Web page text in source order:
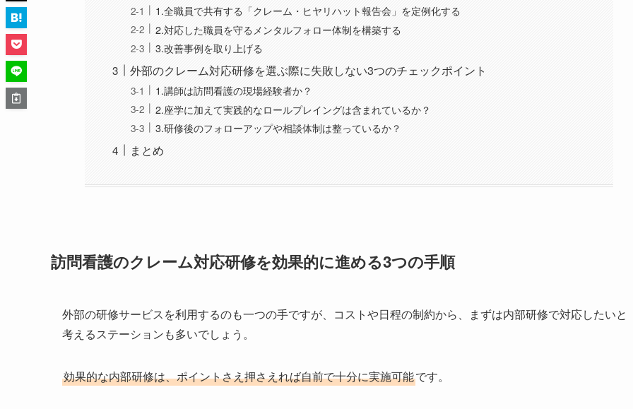
1.全職員で共有する「クレーム・ヒヤリハット報告会」を定例化する
2.対応した職員を守るメンタルフォロー体制を構築する
3.改善事例を取り上げる
外部のクレーム対応研修を選ぶ際に失敗しない3つのチェックポイント
1.講師は訪問看護の現場経験者か？
2.座学に加えて実践的なロールプレイングは含まれているか？
3.研修後のフォローアップや相談体制は整っているか？
まとめ
訪問看護のクレーム対応研修を効果的に進める3つの手順
外部の研修サービスを利用するのも一つの手ですが、コストや日程の制約から、まずは内部研修で対応したいと
考えるステーションも多いでしょう。
効果的な内部研修は、ポイントさえ押さえれば自前で十分に実施可能です。